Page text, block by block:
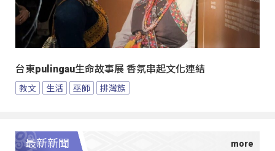
台東pulingau生命故事展 香氛串起文化連結
教文 生活 巫師 排灣族
最新新聞